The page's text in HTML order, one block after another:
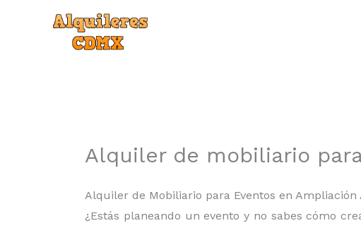
Alquiler de mobiliario
Alquiler de Mobiliario para Eventos en
¿Estás planeando un evento y no sabes cómo